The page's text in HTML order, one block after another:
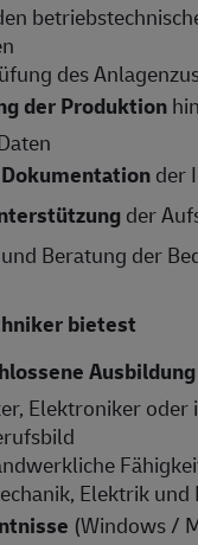
des
der Produktion
Dokumentationder
der
und Beratung der
bietest
Ausbildung
Elektroniker oder
Elektrik
(Windows /